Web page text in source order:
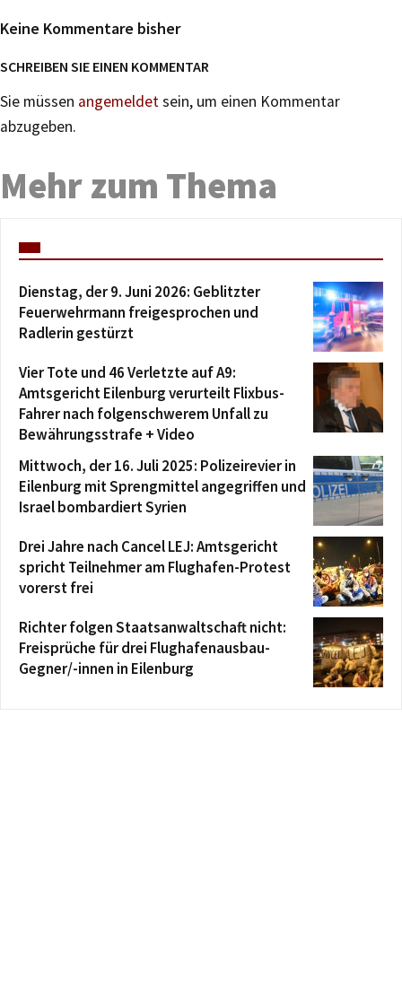
Keine Kommentare bisher
SCHREIBEN SIE EINEN KOMMENTAR
Sie müssen angemeldetsein, um einen Kommentar
abzugeben.
Mehr zum Thema
Dienstag, der 9. Juni 2026: Geblitzter
Feuerwehrmann freigesprochen und
Radlerin gestürzt
Vier Tote und 46 Verletzte auf A9:
Amtsgericht Eilenburg verurteilt Flixbus-
Fahrer nach folgenschwerem Unfall zu
Bewährungsstrafe + Video
Mittwoch, der 16. Juli 2025: Polizeirevier in
Eilenburg mit Sprengmittel angegriffen und
Israel bombardiert Syrien
Drei Jahre nach Cancel LEJ: Amtsgericht
spricht Teilnehmer am Flughafen-Protest
vorerst frei
Richter folgen Staatsanwaltschaft nicht:
Freisprüche für drei Flughafenausbau-
Gegner/-innen in Eilenburg